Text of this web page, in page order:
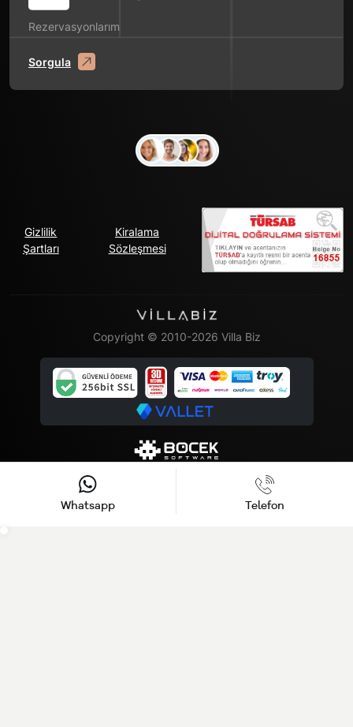
Rezervasyonlarım
Sorgula
Gizlilik
Şartları
Kiralama
Sözleşmesi
Copyright © 2010-2026 Villa Biz
Whatsapp Telefon